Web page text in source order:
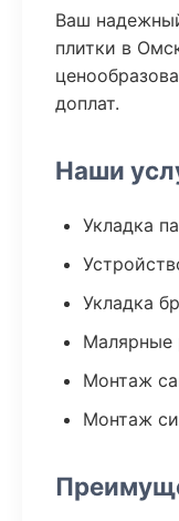
Ваш
плитки в
доплат.
Наши
Укладка
Укладка
Малярные
Монтаж
Монтаж